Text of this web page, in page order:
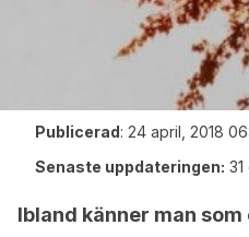
Publicerad: 24 april, 2018
Senaste uppdateringen:
Ibland känner man